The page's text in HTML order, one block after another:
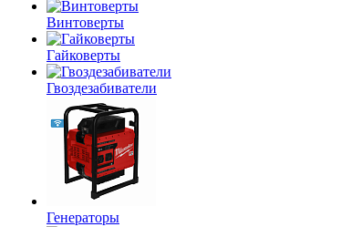
Винтоверты
Гайковерты
Гвоздезабиватели
Генераторы